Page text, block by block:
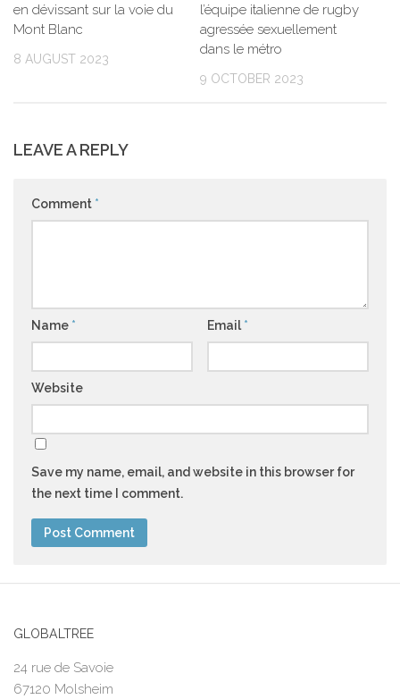
en dévissant sur la voie du
Mont Blanc
8 AUGUST 2023
l’équipe italienne de rugby
agressée sexuellement
dans le métro
9 OCTOBER 2023
LEAVE A REPLY
Comment *
Name * Email *
Website
Save my name, email, and website in this browser for
the next time I comment.
GLOBALTREE
24 rue de Savoie
67120 Molsheim